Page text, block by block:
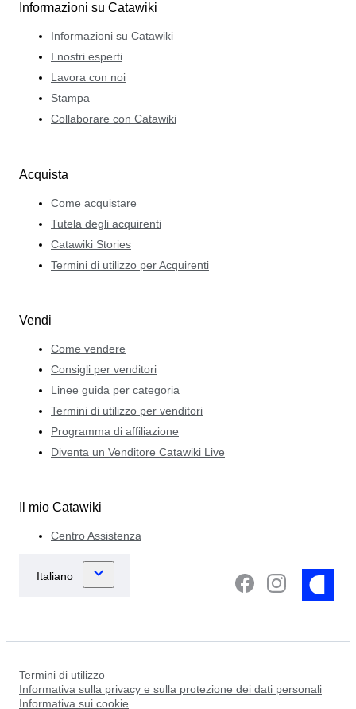
Informazioni su Catawiki
Informazioni su Catawiki
I nostri esperti
Lavora con noi
Stampa
Collaborare con Catawiki
Acquista
Come acquistare
Tutela degli acquirenti
Catawiki Stories
Termini di utilizzo per Acquirenti
Vendi
Come vendere
Consigli per venditori
Linee guida per categoria
Termini di utilizzo per venditori
Programma di affiliazione
Diventa un Venditore Catawiki Live
Il mio Catawiki
Centro Assistenza
Termini di utilizzo
Informativa sulla privacy e sulla protezione dei dati personali
Informativa sui cookie